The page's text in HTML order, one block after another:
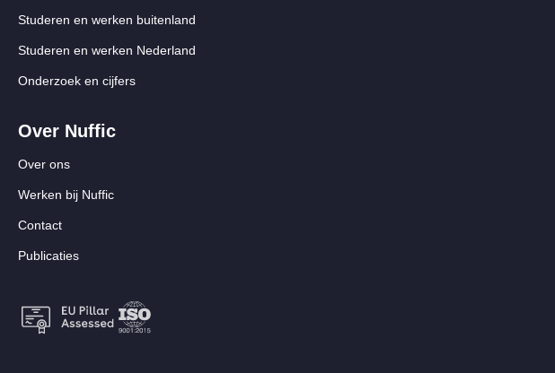
Studeren en werken buitenland
Studeren en werken Nederland
Onderzoek en cijfers
Over Nuffic
Over ons
Werken bij Nuffic
Contact
Publicaties